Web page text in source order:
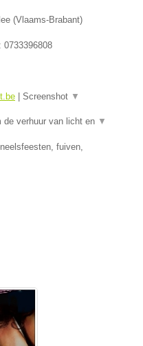
(Vlaams-Brabant)
0733396808
Screenshot ▼
de verhuur van licht en ▼
fuiven,